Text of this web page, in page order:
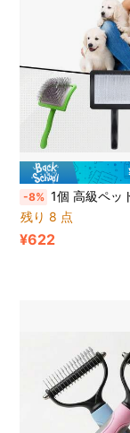
-8% 1個 高級ペットグルーミングブラシ:抜け毛を簡単に取り
残り 8 点
¥622